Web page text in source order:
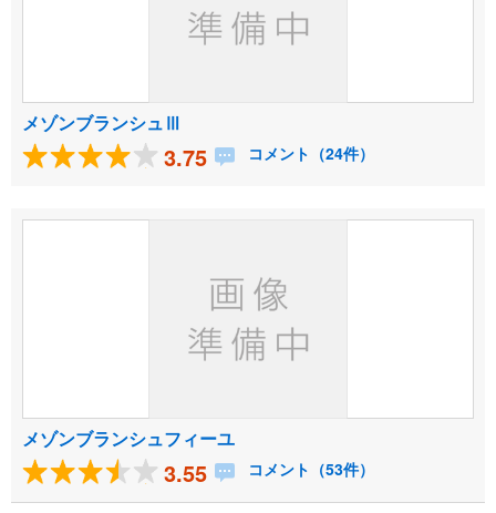
メゾンブランシュⅢ
3.75 コメント（24件）
メゾンブランシュフィーユ
3.55 コメント（53件）